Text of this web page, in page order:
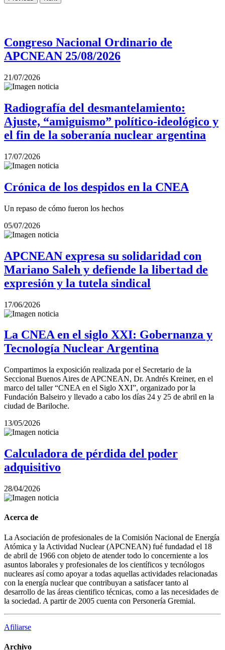
Congreso Nacional Ordinario de
APCNEAN 25/08/2026
21/07/2026
Radiografía del desmantelamiento:
Ajuste, “amiguismo” político-ideológico y
el fin de la soberanía nuclear argentina
17/07/2026
Crónica de los despidos en la CNEA
Un repaso de cómo fueron los hechos
05/07/2026
APCNEAN expresa su solidaridad con
Mariano Saleh y defiende la libertad de
expresión y la tutela sindical
17/06/2026
La CNEA en el siglo XXI: Gobernanza y
Tecnología Nuclear Argentina
Compartimos la exposición realizada por el Secretario de la
Seccional Buenos Aires de APCNEAN, Dr. Andrés Kreiner, en el
marco del taller “CNEA en el Siglo XXI”, organizado por la
Fundación Balseiro y llevado a cabo los días 24 y 25 de abril en la
ciudad de Bariloche.
13/05/2026
Calculadora de pérdida del poder
adquisitivo
28/04/2026
Acerca de
La Asociación de profesionales de la Comisión Nacional de Energía
Atómica y la Actividad Nuclear (APCNEAN) fué fundadad el 18
de abril de 1966 con objeto de atender todo lo concerniente a los
asuntos laborales y profesionales de los científicos y tecnólogos
nucleares así como apoyar a todas aquellas actividades relacionadas
con la energía nuclear que contribuyan a satisfacer tanto al
desarrollo de las áreas cientifico técnicas, como a las necesidades de
la sociedad. A partir de 2005 cuenta con Personería Gremial.
Afiliarse
Archivo